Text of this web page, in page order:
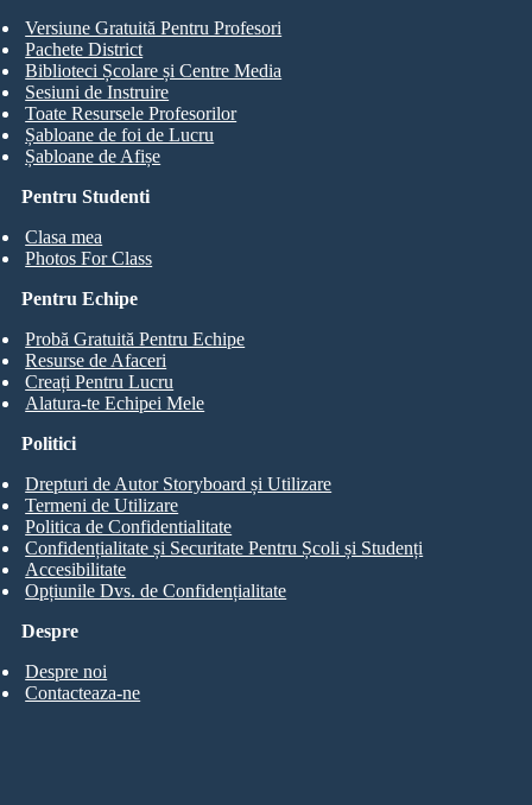
Pentru Studenti
Clasa mea
Photos For Class
Versiune Gratuită Pentru Profesori
Pachete District
Biblioteci Școlare și Centre Media
Sesiuni de Instruire
Toate Resursele Profesorilor
Șabloane de foi de Lucru
Șabloane de Afișe
Pentru Echipe
Probă Gratuită Pentru Echipe
Resurse de Afaceri
Creați Pentru Lucru
Alatura-te Echipei Mele
Despre
Despre noi
Contacteaza-ne
Politici
Drepturi de Autor Storyboard și Utilizare
Termeni de Utilizare
Politica de Confidentialitate
Confidențialitate și Securitate Pentru Școli și Studenți
Accesibilitate
Opțiunile Dvs. de Confidențialitate